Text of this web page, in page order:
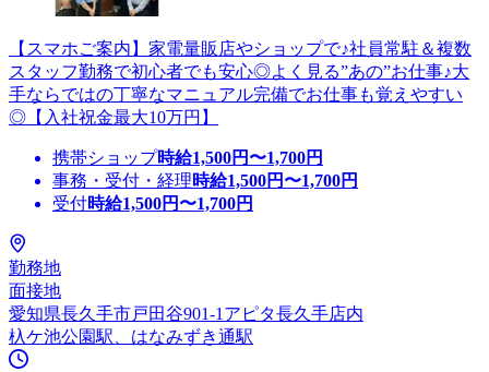
【スマホご案内】家電量販店やショップで♪社員常駐＆複数
スタッフ勤務で初心者でも安心◎よく見る”あの”お仕事♪大
手ならではの丁寧なマニュアル完備でお仕事も覚えやすい
◎【入社祝金最大10万円】
携帯ショップ時給1,500円〜1,700円
事務・受付・経理時給1,500円〜1,700円
受付時給1,500円〜1,700円
勤務地
面接地
愛知県長久手市戸田谷901-1アピタ長久手店内
杁ケ池公園駅、はなみずき通駅